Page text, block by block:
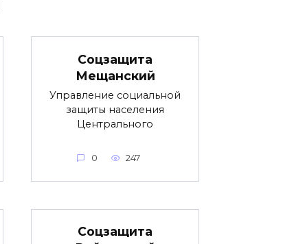
Соцзащита
Мещанский
Управление социальной
защиты населения
Центрального
0 247
Соцзащита